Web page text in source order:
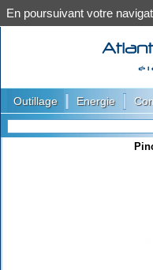
Outillage Energie
En poursuivant votre